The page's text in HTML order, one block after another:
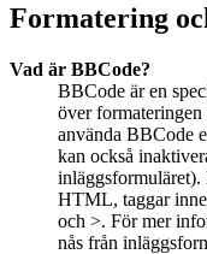
Formatering
Vad är BBCode?
BBCode är en
över
använda BBCode
kan också
HTML, taggar
och >. För mer
nås från